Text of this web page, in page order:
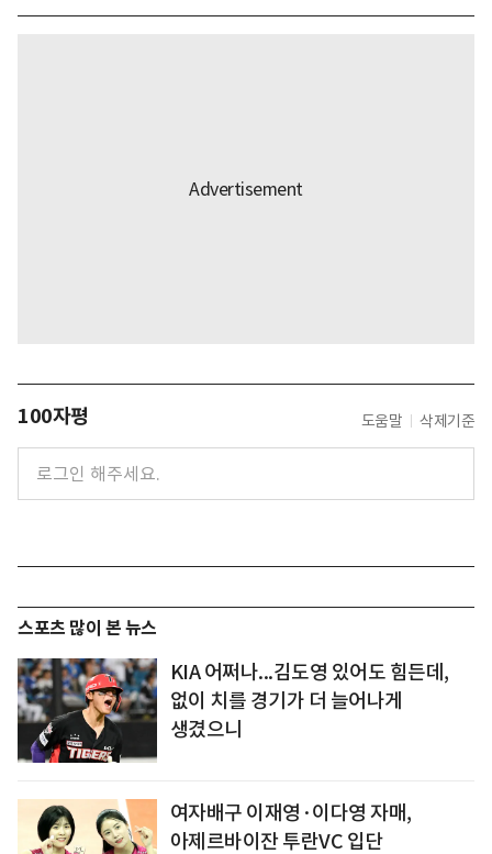
100자평 도움말 삭제기준
스포츠 많이 본 뉴스
KIA 어쩌나...김도영 있어도 힘든데,
없이 치를 경기가 더 늘어나게
생겼으니
여자배구 이재영·이다영 자매,
아제르바이잔 투란VC 입단